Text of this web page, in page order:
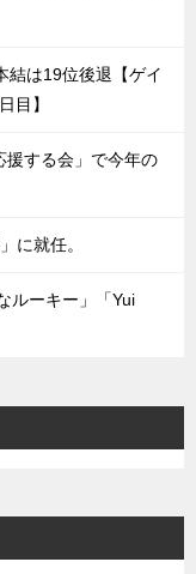
結は19位後退【ゲイ
目】
援する会」で今年の
に就任。
ルーキー」「Yui